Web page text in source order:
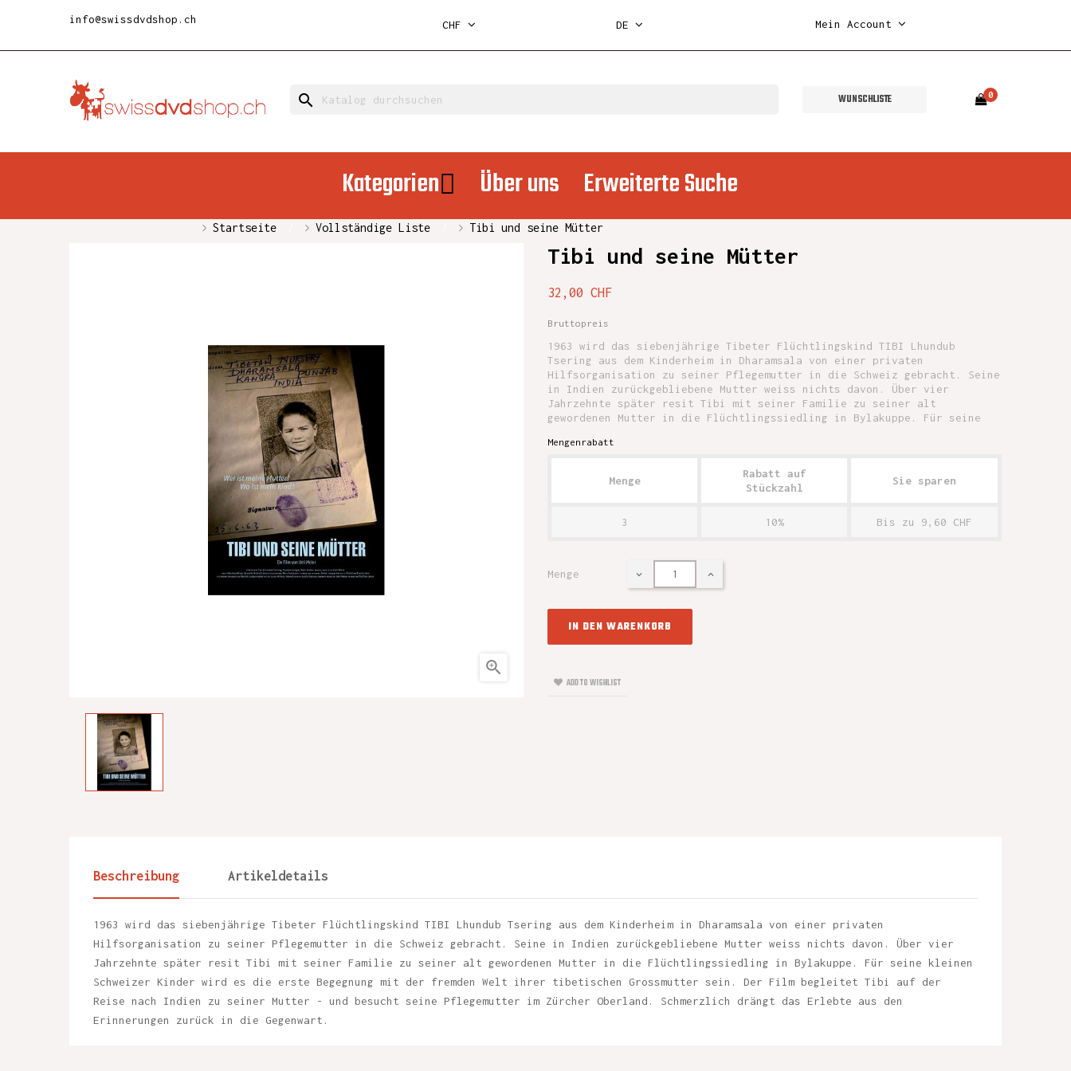
info@swissdvdshop.ch CHF DE Mein Account
search WUNSCHLISTE 0
Kategorien Über uns Erweiterte Suche
Startseite Vollständige Liste Tibi und seine Mütter

Tibi und seine Mütter
32,00 CHF
Bruttopreis
1963 wird das siebenjährige Tibeter Flüchtlingskind TIBI Lhundub
Tsering aus dem Kinderheim in Dharamsala von einer privaten
Hilfsorganisation zu seiner Pflegemutter in die Schweiz gebracht. Seine
in Indien zurückgebliebene Mutter weiss nichts davon. Über vier
Jahrzehnte später resit Tibi mit seiner Familie zu seiner alt
gewordenen Mutter in die Flüchtlingssiedling in Bylakuppe. Für seine
Mengenrabatt
Menge
Rabatt auf
Stückzahl
Sie sparen
3 10% Bis zu 9,60 CHF
Menge
IN DEN WARENKORB
ADD TO WISHLIST
Beschreibung Artikeldetails
1963 wird das siebenjährige Tibeter Flüchtlingskind TIBI Lhundub Tsering aus dem Kinderheim in Dharamsala von einer privaten
Hilfsorganisation zu seiner Pflegemutter in die Schweiz gebracht. Seine in Indien zurückgebliebene Mutter weiss nichts davon. Über vier
Jahrzehnte später resit Tibi mit seiner Familie zu seiner alt gewordenen Mutter in die Flüchtlingssiedling in Bylakuppe. Für seine kleinen
Schweizer Kinder wird es die erste Begegnung mit der fremden Welt ihrer tibetischen Grossmutter sein. Der Film begleitet Tibi auf der
Reise nach Indien zu seiner Mutter - und besucht seine Pflegemutter im Zürcher Oberland. Schmerzlich drängt das Erlebte aus den
Erinnerungen zurück in die Gegenwart.